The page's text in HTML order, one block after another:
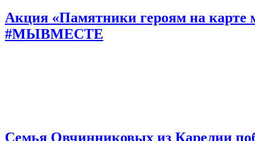
Акция «Памятники героям на карте
#МЫВМЕСТЕ
Семья Овчинниковых из Карелии